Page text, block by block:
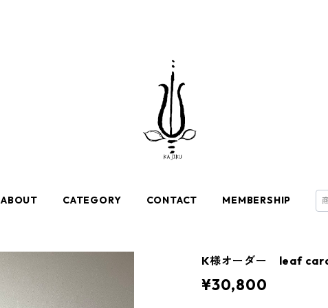
ABOUT CATEGORY CONTACT MEMBERSHIP
K様オーダー leaf
¥30,800